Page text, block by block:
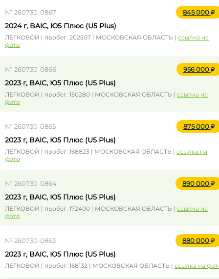
№ 260730-0867 845 000
2024 г, BAIC, Ю5 Плюс (U5 Plus)
ЛЕГКОВОЙ | пробег: 202507 | МОСКОВСКАЯ ОБЛАСТЬ | ссылка на
фото
№ 260730-0866 956 000
2023 г, BAIC, Ю5 Плюс (U5 Plus)
ЛЕГКОВОЙ | пробег: 150280 | МОСКОВСКАЯ ОБЛАСТЬ | ссылка на
фото
№ 260730-0865 875 000
2023 г, BAIC, Ю5 Плюс (U5 Plus)
ЛЕГКОВОЙ | пробег: 168823 | МОСКОВСКАЯ ОБЛАСТЬ | ссылка на
фото
№ 260730-0864 890 000
2023 г, BAIC, Ю5 Плюс (U5 Plus)
ЛЕГКОВОЙ | пробег: 172400 | МОСКОВСКАЯ ОБЛАСТЬ | ссылка на
фото
№ 260730-0863 880 000
2023 г, BAIC, Ю5 Плюс (U5 Plus)
ЛЕГКОВОЙ | пробег: 168132 | МОСКОВСКАЯ ОБЛАСТЬ | ссылка на